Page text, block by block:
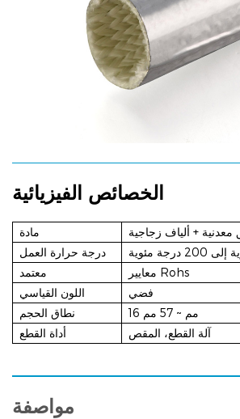
الخصائص الفيزيائية
مادة
معدنية + ألياف زجاجية
درجة حرارة العمل
معتمد
معايير Rohs
اللون القياسي
فضي
نطاق الحجم
16 مم ~ 57 مم
أداة القطع
آلة القطع، المقص
مواصفة